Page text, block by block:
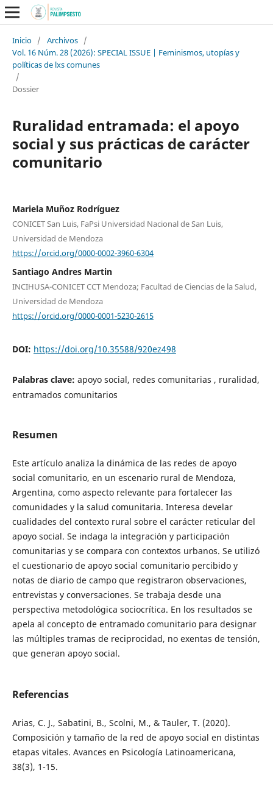
Inicio / Archivos /
Vol. 16 Núm. 28 (2026): SPECIAL ISSUE | Feminismos, utopías y
políticas de lxs comunes
/
Dossier
Ruralidad entramada: el apoyo
social y sus prácticas de carácter
comunitario
Mariela Muñoz Rodríguez
CONICET San Luis, FaPsi Universidad Nacional de San Luis,
Universidad de Mendoza
https://orcid.org/0000-0002-3960-6304
Santiago Andres Martin
INCIHUSA-CONICET CCT Mendoza; Facultad de Ciencias de la Salud,
Universidad de Mendoza
https://orcid.org/0000-0001-5230-2615
DOI: https://doi.org/10.35588/920ez498
Palabras clave: apoyo social, redes comunitarias , ruralidad,
entramados comunitarios
Resumen
Este artículo analiza la dinámica de las redes de apoyo
social comunitario, en un escenario rural de Mendoza,
Argentina, como aspecto relevante para fortalecer las
comunidades y la salud comunitaria. Interesa develar
cualidades del contexto rural sobre el carácter reticular del
apoyo social. Se indaga la integración y participación
comunitarias y se compara con contextos urbanos. Se utilizó
el cuestionario de apoyo social comunitario percibido y
notas de diario de campo que registraron observaciones,
entrevistas y conversaciones. Se trabaja desde una
perspectiva metodológica sociocrítica. En los resultados se
apela al concepto de entramado comunitario para designar
las múltiples tramas de reciprocidad, no exentas de tensión,
que generan apoyo social.
Referencias
Arias, C. J., Sabatini, B., Scolni, M., & Tauler, T. (2020).
Composición y tamaño de la red de apoyo social en distintas
etapas vitales. Avances en Psicología Latinoamericana,
38(3), 1-15.